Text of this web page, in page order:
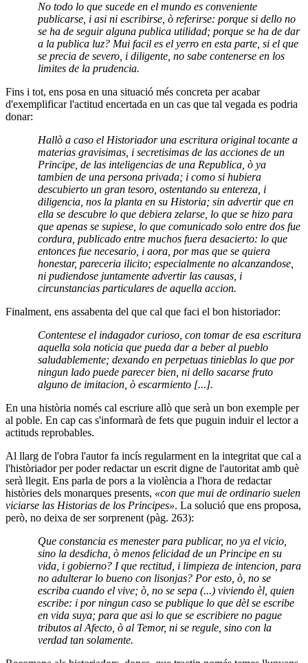
No todo lo que sucede en el mundo es conveniente
publicarse, i asi ni escribirse, ò referirse: porque si dello no
se ha de seguir alguna publica utilidad; porque se ha de dar
a la publica luz? Mui facil es el yerro en esta parte, si el que
se precia de severo, i diligente, no sabe contenerse en los
limites de la prudencia.
Fins i tot, ens posa en una situació més concreta per acabar
d'exemplificar l'actitud encertada en un cas que tal vegada es podria
donar:
Hallò a caso el Historiador una escritura original tocante a
materias gravisimas, i secretisimas de las acciones de un
Principe, de las inteligencias de una Republica, ò ya
tambien de una persona privada; i como si hubiera
descubierto un gran tesoro, ostentando su entereza, i
diligencia, nos la planta en su Historia; sin advertir que en
ella se descubre lo que debiera zelarse, lo que se hizo para
que apenas se supiese, lo que comunicado solo entre dos fue
cordura, publicado entre muchos fuera desacierto: lo que
entonces fue necesario, i aora, por mas que se quiera
honestar, pareceria ilicito; especialmente no alcanzandose,
ni pudiendose juntamente advertir las causas, i
circunstancias particulares de aquella accion.
Finalment, ens assabenta del que cal que faci el bon historiador:
Contentese el indagador curioso, con tomar de esa escritura
aquella sola noticia que pueda dar a beber al pueblo
saludablemente; dexando en perpetuas tinieblas lo que por
ningun lado puede parecer bien, ni dello sacarse fruto
alguno de imitacion, ò escarmiento [...].
En una història només cal escriure allò que serà un bon exemple per
al poble. En cap cas s'informarà de fets que puguin induir el lector a
actituds reprobables.
Al llarg de l'obra l'autor fa incís regularment en la integritat que cal a
l'històriador per poder redactar un escrit digne de l'autoritat amb què
serà llegit. Ens parla de pors a la violència a l'hora de redactar
històries dels monarques presents, «con que mui de ordinario suelen
viciarse las Historias de los Principes». La solució que ens proposa,
però, no deixa de ser sorprenent (pàg. 263):
Que constancia es menester para publicar, no ya el vicio,
sino la desdicha, ò menos felicidad de un Principe en su
vida, i gobierno? I que rectitud, i limpieza de intencion, para
no adulterar lo bueno con lisonjas? Por esto, ò, no se
escriba cuando el vive; ò, no se sepa (...) viviendo èl, quien
escribe: i por ningun caso se publique lo que dèl se escribe
en vida suya; para que asi lo que se escribiere no pague
tributos al Afecto, ò al Temor, ni se regule, sino con la
verdad tan solamente.